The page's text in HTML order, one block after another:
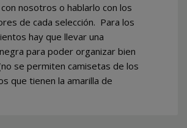
nosotros o hablarlo con los
de cada selección. Para los
hay que llevar una
para poder organizar bien
se permiten camisetas de los
que tienen la amarilla de